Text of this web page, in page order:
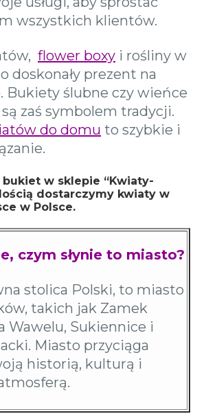
wszystkich klientów.
flower boxy i rośliny w
doskonały prezent na
Bukiety ślubne czy wieńce
zaś symbolem tradycji.
do domu to szybkie i
w sklepie “Kwiaty-
dostarczymy kwiaty w
w Polsce.
czym słynie to miasto?
stolica Polski, to miasto
takich jak Zamek
Wawelu, Sukiennice i
Miasto przyciąga
historią, kulturą i